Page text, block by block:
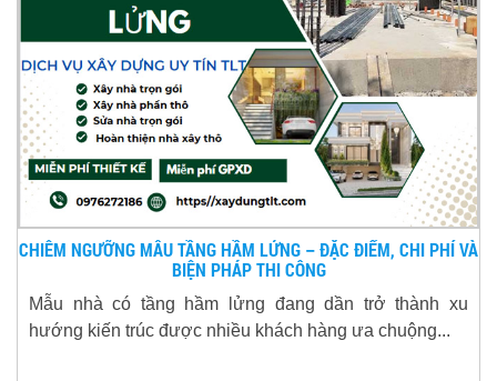
CHIÊM NGƯỠNG MẪU TẦNG HẦM LỬNG – ĐẶC ĐIỂM, CHI PHÍ VÀ
BIỆN PHÁP THI CÔNG
Mẫu nhà có tầng hầm lửng đang dần trở thành xu
hướng kiến trúc được nhiều khách hàng ưa chuộng...